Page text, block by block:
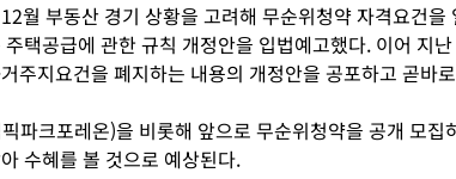
월 부동산 경기 상황을 고려해 무순위청약 자격요건을
택공급에 관한 규칙 개정안을 입법예고했다. 이어 지
주지요건을 폐지하는 내용의 개정안을 공포하고 곧바
파크포레온)을 비롯해 앞으로 무순위청약을 공개 모집
수혜를 볼 것으로 예상된다.